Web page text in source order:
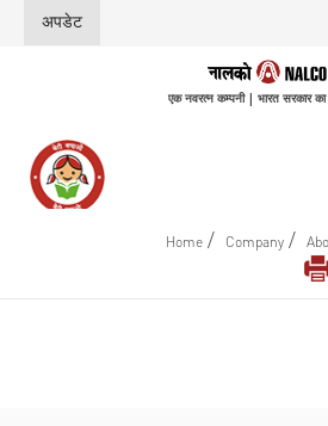
अपडेट
एक नवरत्न कम्पनी | भारत सरकार का
Home / Company /